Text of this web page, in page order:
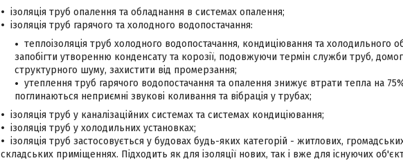
ізоляція труб опалення та обладнання в системах опалення;
ізоляція труб гарячого та холодного водопостачання:
теплоізоляція труб холодного водопостачання, кондиціювання та холодильного
запобігти утворенню конденсату та корозії, подовжуючи термін служби труб,
структурного шуму, захистити від промерзання;
утеплення труб гарячого водопостачання та опалення знижує втрати тепла на
поглинаються неприємні звукові коливання та вібрація у трубах;
ізоляція труб у каналізаційних системах та системах кондиціювання;
ізоляція труб у холодильних установках;
ізоляція труб застосовується у будовах будь-яких категорій - житлових,
складських приміщеннях. Підходить як для ізоляції нових, так і вже для існуючих